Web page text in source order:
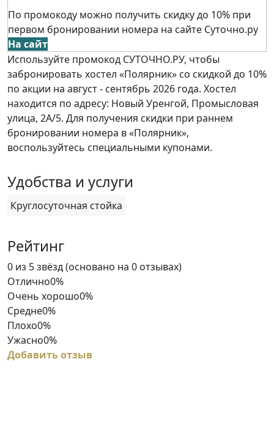
По промокоду можно получить скидку до 10% при
первом бронировании номера на сайте Суточно.ру
На сайт
Используйте промокод СУТОЧНО.РУ, чтобы
забронировать хостел «Полярник» со скидкой до 10%
по акции на август - сентябрь 2026 года. Хостел
находится по адресу: Новый Уренгой, Промысловая
улица, 2А/5. Для получения скидки при раннем
бронировании номера в «Полярник»,
воспользуйтесь специальными купонами.
Удобства и услуги
Круглосуточная стойка
Рейтинг
Rated
0
out
of
5
0 из 5 звёзд (основано на 0 отзывах)
Отлично0%
Очень хорошо0%
Средне0%
Плохо0%
Ужасно0%
Добавить отзыв